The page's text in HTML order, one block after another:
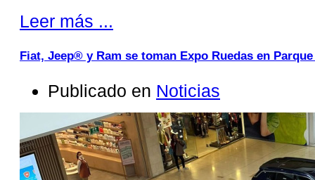
Leer más ...
Fiat, Jeep® y Ram se toman Expo Ruedas en
Publicado en Noticias